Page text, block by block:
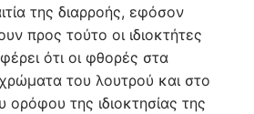
της διαρροής, εφόσον
προς τούτο οι ιδιοκτήτες
ότι οι φθορές στα
του λουτρού και στο
ορόφου της ιδιοκτησίας της